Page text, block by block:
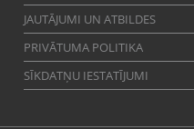
JAUTĀJUMI UN ATBILDES
PRIVĀTUMA POLITIKA
SĪKDATŅU IESTATĪJUMI